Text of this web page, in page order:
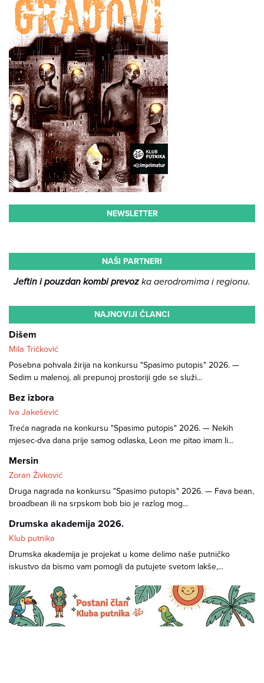
NEWSLETTER
NAŠI PARTNERI
Jeftin i pouzdan kombi prevozka aerodromima i regionu.
NAJNOVIJI ČLANCI
Dišem
Mila Tričković
Posebna pohvala žirija na konkursu "Spasimo putopis" 2026. —
Sedim u malenoj, ali prepunoj prostoriji gde se služi...
Bez izbora
Iva Jakešević
Treća nagrada na konkursu "Spasimo putopis" 2026. — Nekih
mjesec-dva dana prije samog odlaska, Leon me pitao imam li...
Mersin
Zoran Živković
Druga nagrada na konkursu "Spasimo putopis" 2026. — Fava bean,
broadbean ili na srpskom bob bio je razlog mog...
Drumska akademija 2026.
Klub putnika
Drumska akademija je projekat u kome delimo naše putničko
iskustvo da bismo vam pomogli da putujete svetom lakše,...